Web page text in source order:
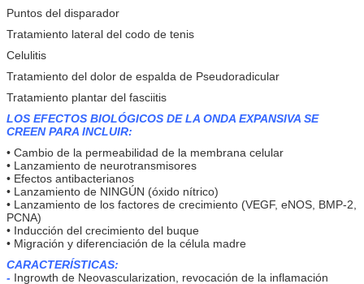
Puntos del disparador
Tratamiento lateral del codo de tenis
Celulitis
Tratamiento del dolor de espalda de Pseudoradicular
Tratamiento plantar del fasciitis
LOS EFECTOS BIOLÓGICOS DE LA ONDA EXPANSIVA SE
CREEN PARA INCLUIR:
• Cambio de la permeabilidad de la membrana celular
• Lanzamiento de neurotransmisores
• Efectos antibacterianos
• Lanzamiento de NINGÚN (óxido nítrico)
• Lanzamiento de los factores de crecimiento (VEGF, eNOS, BMP-2,
PCNA)
• Inducción del crecimiento del buque
• Migración y diferenciación de la célula madre
CARACTERÍSTICAS:
- Ingrowth de Neovascularization, revocación de la inflamación